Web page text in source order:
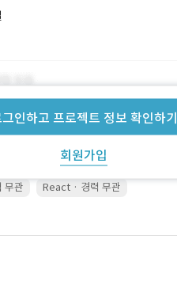
그인하고 프로젝트 정보 확인하기
회원가입
무관 React · 경력 무관